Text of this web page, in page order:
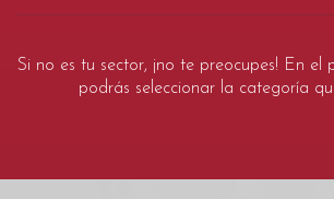
Si no es tu sector, ¡no te preocupes! En el
podrás seleccionar la categoría